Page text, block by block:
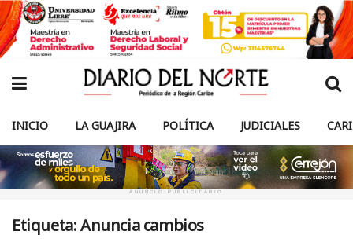
INICIO LA GUAJIRA POLÍTICA JUDICIALES
ANUNCIO PUBLICITARIO
Etiqueta:Anuncia cambios